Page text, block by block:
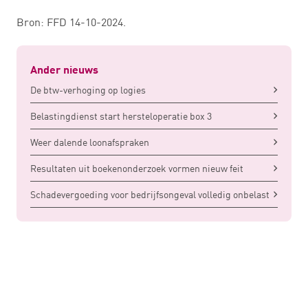
Bron: FFD 14-10-2024.
Ander nieuws
De btw-verhoging op logies
Belastingdienst start hersteloperatie box 3
Weer dalende loonafspraken
Resultaten uit boekenonderzoek vormen nieuw feit
Schadevergoeding voor bedrijfsongeval volledig onbelast